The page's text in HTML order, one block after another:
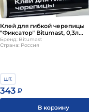
Клей для гибкой черепицы
"Фиксатор" Bitumast, 0,3л
(картридж)
Бренд: Bitumast
Страна: Россия
шт.
343 ₽
В корзину